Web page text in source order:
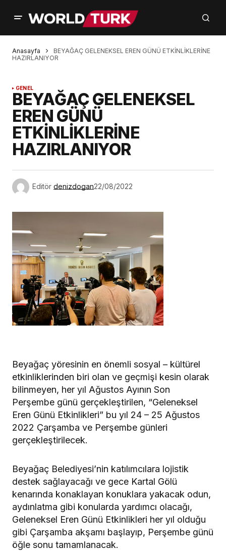
Anasayfa
BEYAĞAÇ GELENEKSEL EREN GÜNÜ ETKİNLİKLERİNE
HAZIRLANIYOR
GENEL
BEYAĞAÇ GELENEKSEL
EREN GÜNÜ
ETKİNLİKLERİNE
HAZIRLANIYOR
Editör denizdogan22/08/2022
Beyağaç yöresinin en önemli sosyal – kültürel
etkinliklerinden biri olan ve geçmişi kesin olarak
bilinmeyen, her yıl Ağustos Ayının Son
Perşembe günü gerçekleştirilen, “Geleneksel
Eren Günü Etkinlikleri” bu yıl 24 – 25 Ağustos
2022 Çarşamba ve Perşembe günleri
gerçekleştirilecek.
Beyağaç Belediyesi’nin katılımcılara lojistik
destek sağlayacağı ve gece Kartal Gölü
kenarında konaklayan konuklara yakacak odun,
aydınlatma gibi konularda yardımcı olacağı,
Geleneksel Eren Günü Etkinlikleri her yıl olduğu
gibi Çarşamba akşamı başlayıp, Perşembe günü
öğle sonu tamamlanacak.